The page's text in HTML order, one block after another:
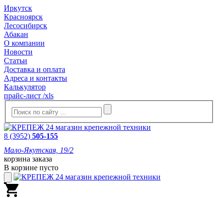
Иркутск
Красноярск
Лесосибирск
Абакан
О компании
Новости
Статьи
Доставка и оплата
Адреса и контакты
Калькулятор
прайс-лист /xls
8 (3952) 505-155
Мало-Якутская, 19/2
корзина заказа
В корзине пусто